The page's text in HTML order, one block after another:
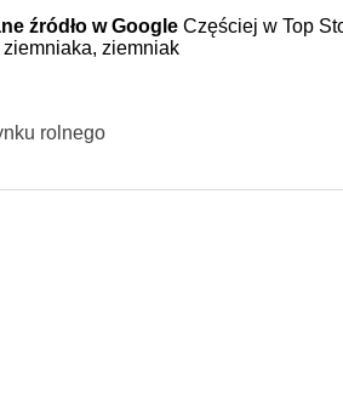
źródło w Google Częściej w Top
ziemniak
rolnego